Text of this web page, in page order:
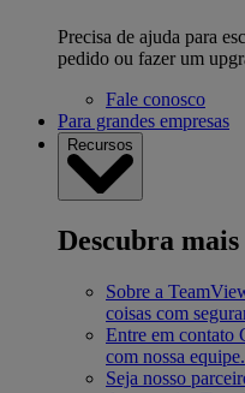
Precisa de ajuda para
pedido ou fazer um
Fale conosco
Para grandes empresas
Recursos
Descubra
Sobre a
coisas com
Entre em contato
com nossa equipe.
Seja nosso